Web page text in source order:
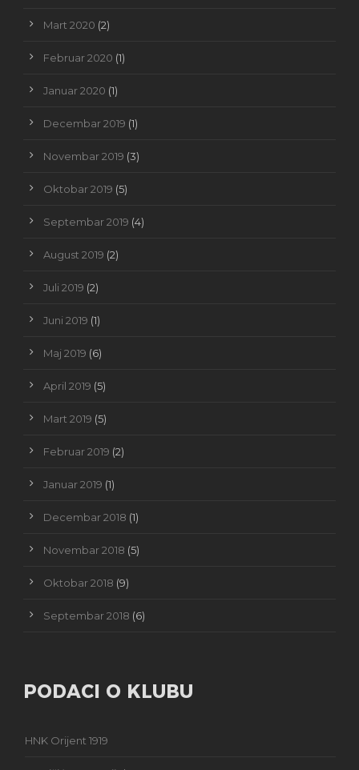
Mart 2020 (2)
Februar 2020 (1)
Januar 2020 (1)
Decembar 2019 (1)
Novembar 2019 (3)
Oktobar 2019 (5)
Septembar 2019 (4)
August 2019 (2)
Juli 2019 (2)
Juni 2019 (1)
Maj 2019 (6)
April 2019 (5)
Mart 2019 (5)
Februar 2019 (2)
Januar 2019 (1)
Decembar 2018 (1)
Novembar 2018 (5)
Oktobar 2018 (9)
Septembar 2018 (6)
PODACI O KLUBU
HNK Orijent 1919